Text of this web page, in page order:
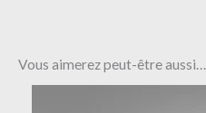
Vous aimerez peut-être aussi…